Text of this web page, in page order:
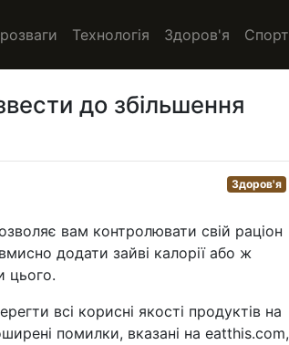
Технологія Здоров'я Спорт
до збільшення
Здоров'я
вам контролювати свій раціон
додати зайві калорії або ж
цього.
всі корисні якості продуктів на
помилки, вказані на eatthis.com,